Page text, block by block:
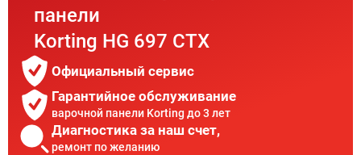
панели
Korting HG 697 CTX
Официальный сервис
Гарантийное обслуживание
варочной панели Korting до 3 лет
Диагностика за наш счет,
ремонт по желанию